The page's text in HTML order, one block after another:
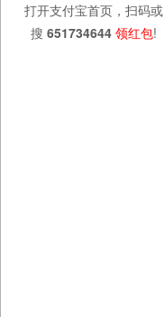
打开支付宝首页，扫码或
搜 651734644 领红包!